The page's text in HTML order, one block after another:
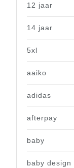
12 jaar
14 jaar
5xl
aaiko
adidas
afterpay
baby
baby design